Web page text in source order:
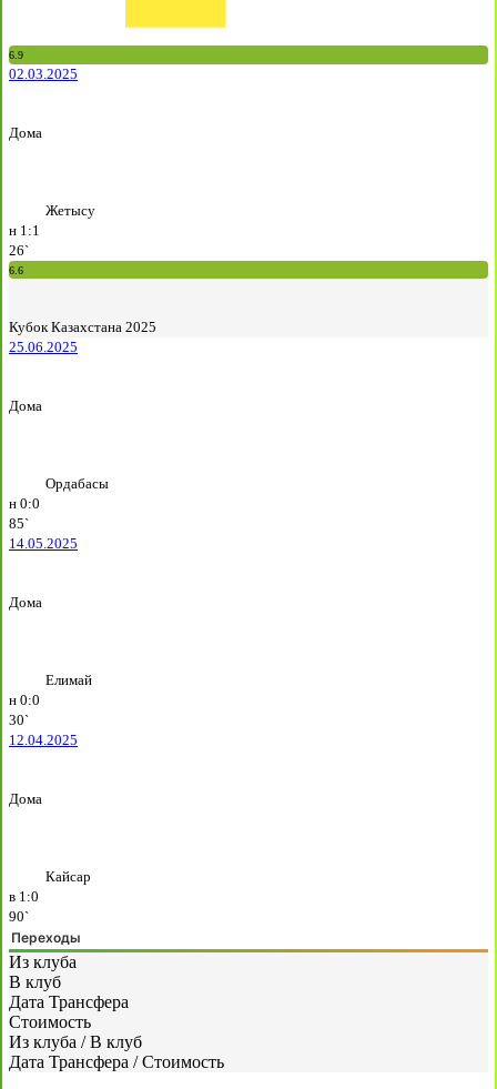
6.9
02.03.2025
Дома
Жетысу
н 1:1
26`
6.6
Кубок Казахстана 2025
25.06.2025
Дома
Ордабасы
н 0:0
85`
14.05.2025
Дома
Елимай
н 0:0
30`
12.04.2025
Дома
Кайсар
в 1:0
90`
Переходы
Из клуба
В клуб
Дата Трансфера
Стоимость
Из клуба / В клуб
Дата Трансфера / Стоимость